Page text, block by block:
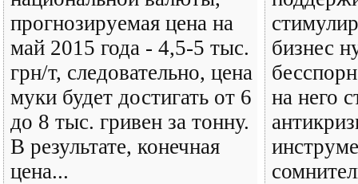
прогнозируемая цена на
май 2015 года - 4,5-5 тыс.
грн/т, следовательно, цена
муки будет достигать от 6
до 8 тыс. гривен за тонну.
В результате, конечная
цена...
бизнес
на него